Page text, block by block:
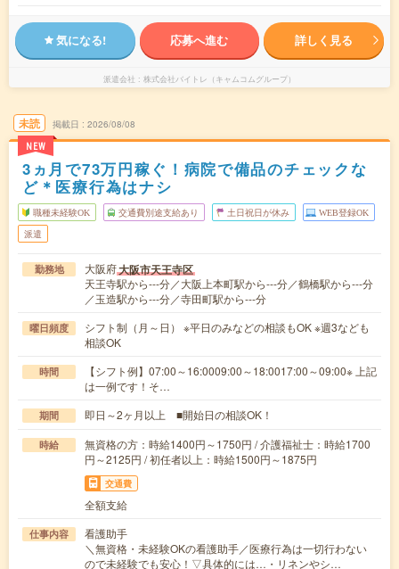
気になる! 応募へ進む 詳しく見る
派遣会社 株式会社バイトレ（キャムコムグループ）
未読
NEW
掲載日 2026/08/08
3ヵ月で73万円稼ぐ！病院で備品のチェックな
ど＊医療行為はナシ
職種未経験OK 交通費別途支給あり 土日祝日が休み WEB登録OK
派遣
勤務地 大阪府大阪市天王寺区
天王寺駅から---分／大阪上本町駅から---分／鶴橋駅から---分
／玉造駅から---分／寺田町駅から---分
曜日頻度
シフト制（月～日） ※平日のみなどの相談もOK ※週3なども
相談OK
時間
【シフト例】07:00～16:0009:00～18:0017:00～09:00※ 上記
は一例です！そ…
期間 即日～2ヶ月以上 ■開始日の相談OK！
時給
無資格の方：時給1400円～1750円 / 介護福祉士：時給1700
円～2125円 / 初任者以上：時給1500円～1875円
交通費
全額支給
仕事内容
看護助手
＼無資格・未経験OKの看護助手／医療行為は一切行わない
ので未経験でも安心！▽具体的には…・リネンやシ…